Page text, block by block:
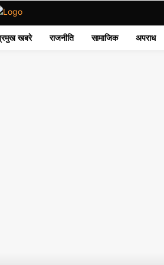
खबरे राजनीति सामाजिक अपराध